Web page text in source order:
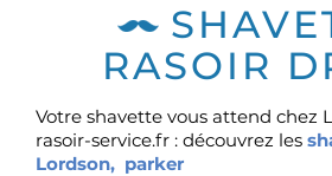
RASOIR
Votre shavette vous attend chez
rasoir-service.fr : découvrez les
Lordson, parker